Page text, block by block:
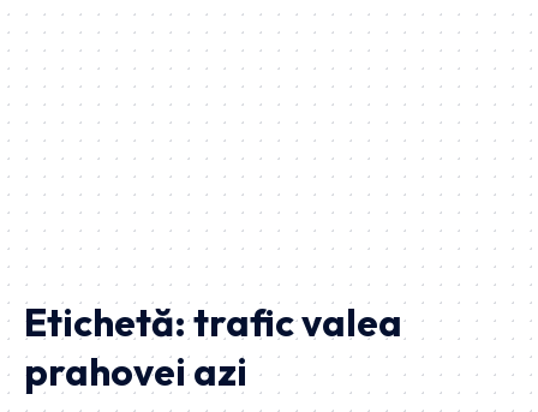
Etichetă:trafic valea
prahovei azi